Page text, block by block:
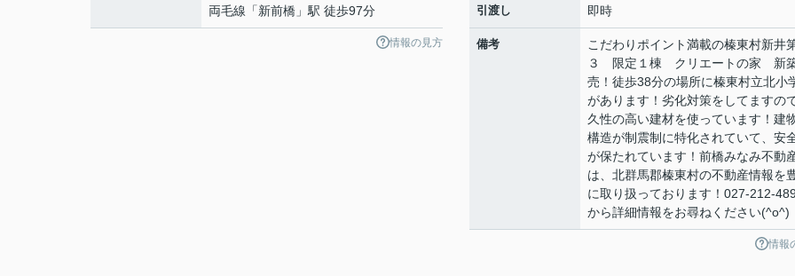
両毛線 「新前橋 」駅 徒歩97分
情報の見方
引渡し 即時
備考
こだわりポイント満載の榛東村新井
３ 限定１棟 クリエートの家 新
売！徒歩38分の場所に榛東村立北小
があります！劣化対策をしてますの
久性の高い建材を使っています！建
構造が制震制に特化されていて、安
が保たれています！前橋みなみ不動
は、北群馬郡榛東村の不動産情報を
に取り扱っております！027-212-
から詳細情報をお尋ねください(^o^)
情報